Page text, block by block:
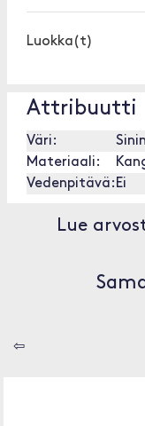
Luokka(t)
Attribuutti
Väri:
Materiaali:
Vedenpitävä: Ei
Lue
⇦